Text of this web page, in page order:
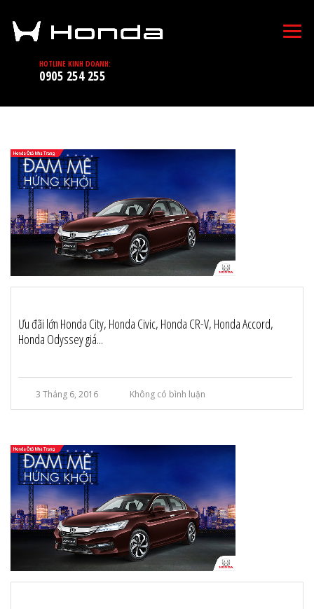
HOTLINE KINH DOANH:
0905 254 255
Ưu đãi lớn Honda City, Honda Civic, Honda CR-V, Honda Accord,
Honda Odyssey giá...
3 Tháng 6, 2016 Không có bình luận